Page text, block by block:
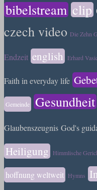
bibelstream clip
czech video Die Zehn
Endzeit english Erhard
Faith in everyday life
Gemeinde Gesundheit
Glaubenszeugnis God's
Heiligung Himmlische
hoffnung weltweit Hymns